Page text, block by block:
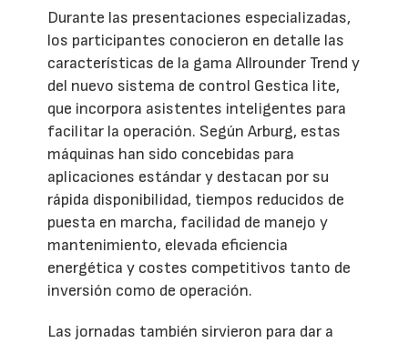
Durante las presentaciones especializadas,
los participantes conocieron en detalle las
características de la gama Allrounder Trend y
del nuevo sistema de control Gestica lite,
que incorpora asistentes inteligentes para
facilitar la operación. Según Arburg, estas
máquinas han sido concebidas para
aplicaciones estándar y destacan por su
rápida disponibilidad, tiempos reducidos de
puesta en marcha, facilidad de manejo y
mantenimiento, elevada eficiencia
energética y costes competitivos tanto de
inversión como de operación.
Las jornadas también sirvieron para dar a